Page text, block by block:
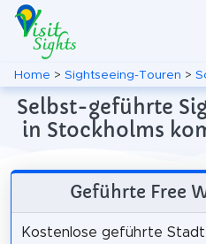
Home > Sightseeing-Touren >
Selbst-geführte
in Stockholms
Geführte Free
Kostenlose geführte